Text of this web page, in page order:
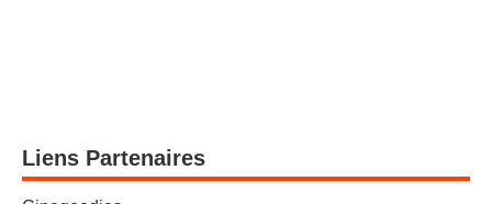
Liens Partenaires